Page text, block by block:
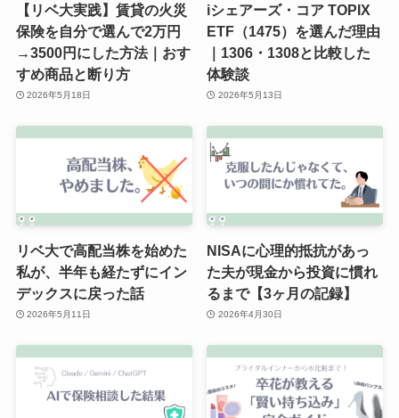
【リベ大実践】賃貸の火災
保険を自分で選んで2万円
→3500円にした方法｜おす
すめ商品と断り方
2026年5月18日
iシェアーズ・コア TOPIX
ETF（1475）を選んだ理由
｜1306・1308と比較した
体験談
2026年5月13日
リベ大で高配当株を始めた
私が、半年も経たずにイン
デックスに戻った話
2026年5月11日
NISAに心理的抵抗があっ
た夫が現金から投資に慣れ
るまで【3ヶ月の記録】
2026年4月30日